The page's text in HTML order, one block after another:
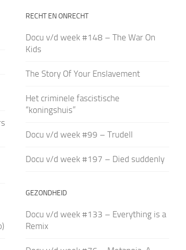
RECHT EN ONRECHT
Docu v/d week #148 – The War On
Kids
The Story Of Your Enslavement
Het criminele fascistische
“koningshuis”
Docu v/d week #99 – Trudell
Docu v/d week #197 – Died suddenly
GEZONDHEID
Docu v/d week #133 – Everything is a
Remix